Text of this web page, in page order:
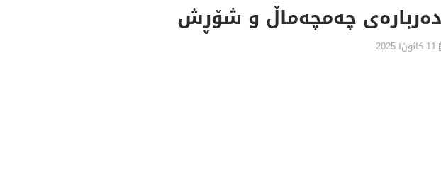
چەمچەماڵ و شۆڕش
11 كانون١ 2025 قەیرانی سووتەمەنی